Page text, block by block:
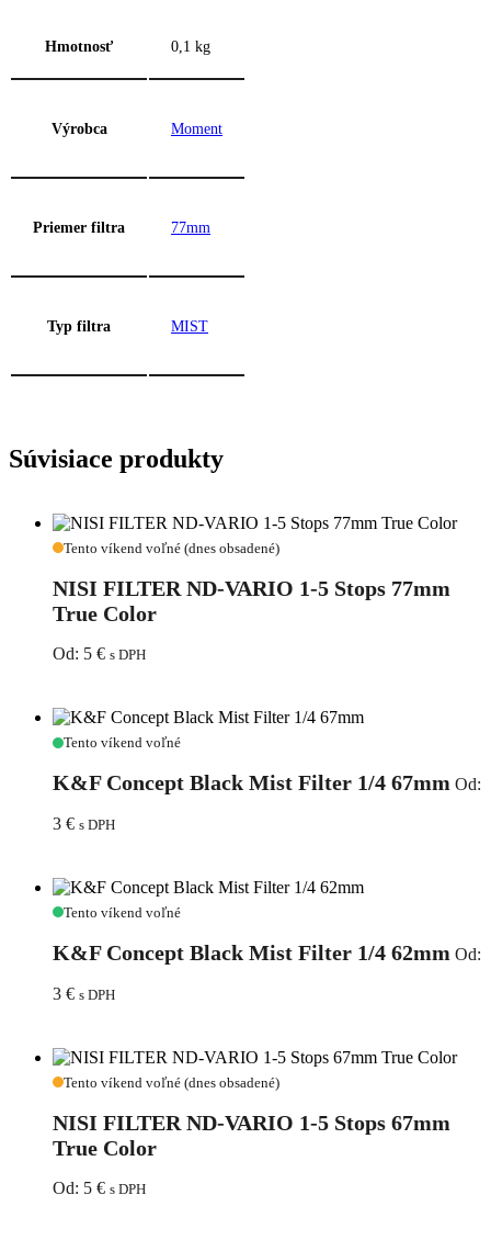
Hmotnosť 0,1 kg
Výrobca Moment
Priemer filtra 77mm
Typ filtra MIST
Súvisiace produkty
NISI
ND-
VARIO
1-
Stops
Color
Tento víkend voľné (dnes obsadené)
NISI FILTER ND-VARIO 1-5 Stops 77mm
True Color
Od: 5 € s DPH
K&F
Black
Mist
Filter
1/4
Tento víkend voľné
K&F Concept Black Mist Filter 1/4 67mm Od:
3 € s DPH
K&F
Black
Mist
Filter
1/4
Tento víkend voľné
K&F Concept Black Mist Filter 1/4 62mm Od:
3 € s DPH
NISI
ND-
VARIO
1-
Stops
Tento víkend voľné (dnes obsadené)
NISI FILTER ND-VARIO 1-5 Stops 67mm
True Color
Od: 5 € s DPH